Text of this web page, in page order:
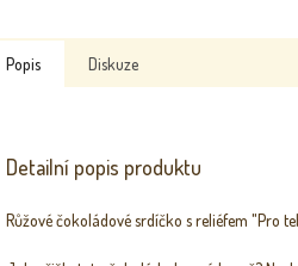
Popis Diskuze
Detailní popis produktu
Růžové čokoládové srdíčko s reliéfem "Pro